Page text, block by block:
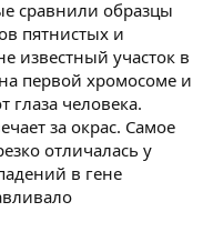
сравнили образцы
пятнистых и
известный участок в
первой хромосоме и
глаза человека.
за окрас. Самое
отличалась у
в гене